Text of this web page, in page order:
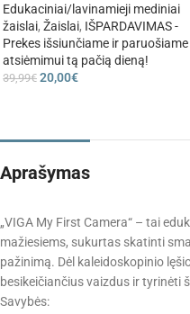
Edukaciniai/lavinamieji mediniai
žaislai, Žaislai, IŠPARDAVIMAS -
Prekes išsiunčiame ir paruošiame
atsiėmimui tą pačią dieną!
39,99€ 20,00€
Aprašymas
„VIGA My First Camera“ – tai
mažiesiems, sukurtas skatinti
pažinimą. Dėl kaleidoskopinio
besikeičiančius vaizdus ir tyrinėti
Savybės: